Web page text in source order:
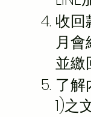
收回
月會
並繳
了解
1)之